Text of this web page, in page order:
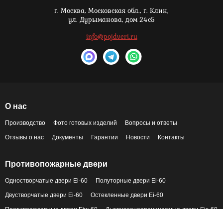
г. Москва, Московская обл., г. Клин,
ул. Дурыманова, дом 24с5
info@pojdveri.ru
О нас
Производство Фото готовых изделий Вопросы и ответы
Отзывы о нас Документы Гарантии Новости Контакты
Противопожарные двери
Одностворчатые двери Ei-60 Полуторные двери Ei-60
Двустворчатые двери Ei-60 Остекленные двери Ei-60